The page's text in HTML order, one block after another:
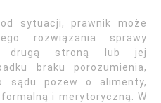
sytuacji, prawnik może
rozwiązania sprawy
drugą stroną lub jej
braku porozumienia,
sądu pozew o alimenty,
i merytoryczną. W